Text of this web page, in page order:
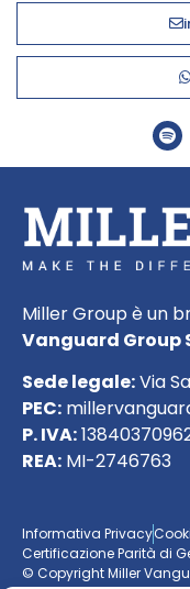
Miller Group è un
Vanguard Group
Sede legale:Via
PEC:
P. IVA:
REA: MI-2746763
Informativa Privacy
Certificazione Parità di
© Copyright Miller